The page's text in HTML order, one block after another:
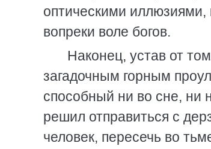
оптическими иллюзиями,
вопреки воле богов.
Наконец, устав от
загадочным горным
способный ни во сне, ни
решил отправиться с
человек, пересечь во